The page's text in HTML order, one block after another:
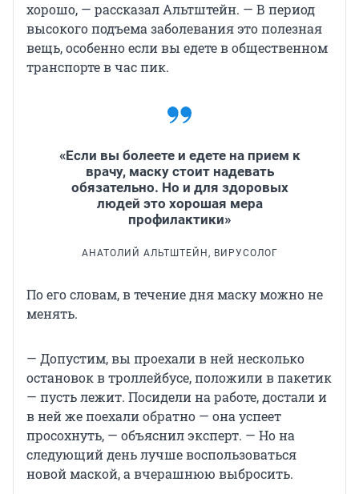
хорошо, — рассказал Альтштейн. — В период
высокого подъема заболевания это полезная
вещь, особенно если вы едете в общественном
транспорте в час пик.
«Если вы болеете и едете на прием к
врачу, маску стоит надевать
обязательно. Но и для здоровых
людей это хорошая мера
профилактики»
АНАТОЛИЙ АЛЬТШТЕЙН, ВИРУСОЛОГ
По его словам, в течение дня маску можно не
менять.
— Допустим, вы проехали в ней несколько
остановок в троллейбусе, положили в пакетик
— пусть лежит. Посидели на работе, достали и
в ней же поехали обратно — она успеет
просохнуть, — объяснил эксперт. — Но на
следующий день лучше воспользоваться
новой маской, а вчерашнюю выбросить.